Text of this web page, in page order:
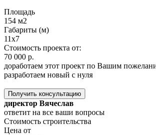
Площадь
154 м2
Габариты (м)
11х7
Стоимость проекта от:
70 000 р.
доработаем этот проект по Вашим
разработаем новый с нуля
Получить консультацию
директор Вячеслав
ответит на все ваши вопросы
Стоимость строительства
Цена от